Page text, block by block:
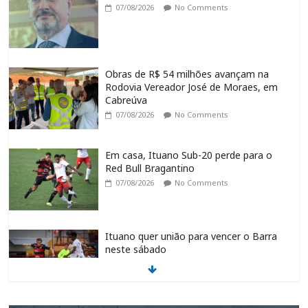
07/08/2026 No Comments
Obras de R$ 54 milhões avançam na
Rodovia Vereador José de Moraes, em
Cabreúva
07/08/2026 No Comments
Em casa, Ituano Sub-20 perde para o
Red Bull Bragantino
07/08/2026 No Comments
Ituano quer união para vencer o Barra
neste sábado
07/08/2026